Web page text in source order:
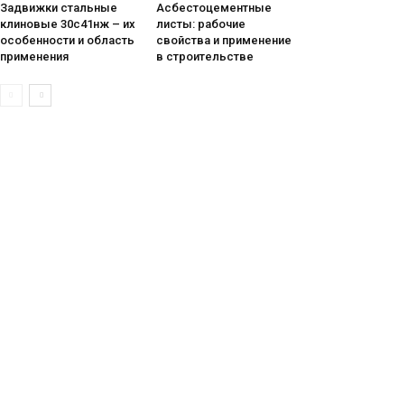
Задвижки стальные
клиновые 30с41нж – их
особенности и область
применения
Асбестоцементные
листы: рабочие
свойства и применение
в строительстве